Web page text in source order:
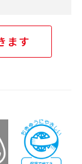
ます